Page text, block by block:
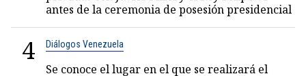
antes de la ceremonia de posesión presidencial
4 Diálogos Venezuela
Se conoce el lugar en el que se realizará el